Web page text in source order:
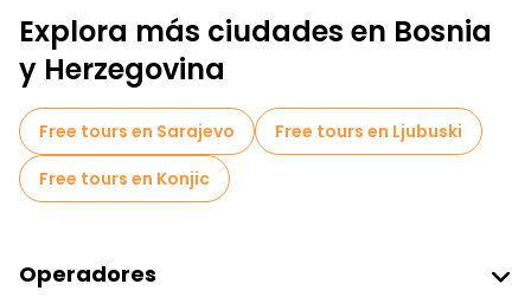
Museos en Mostar
Tours de degustación locales en Mostar
Free tours de un día en Mostar
Tours gastronómicos en Mostar
Free tours cerca Mostar Old Bridge
Explora más ciudades en Bosnia
y Herzegovina
Free tours en Sarajevo
Free tours en Ljubuski
Free tours en Konjic
Operadores